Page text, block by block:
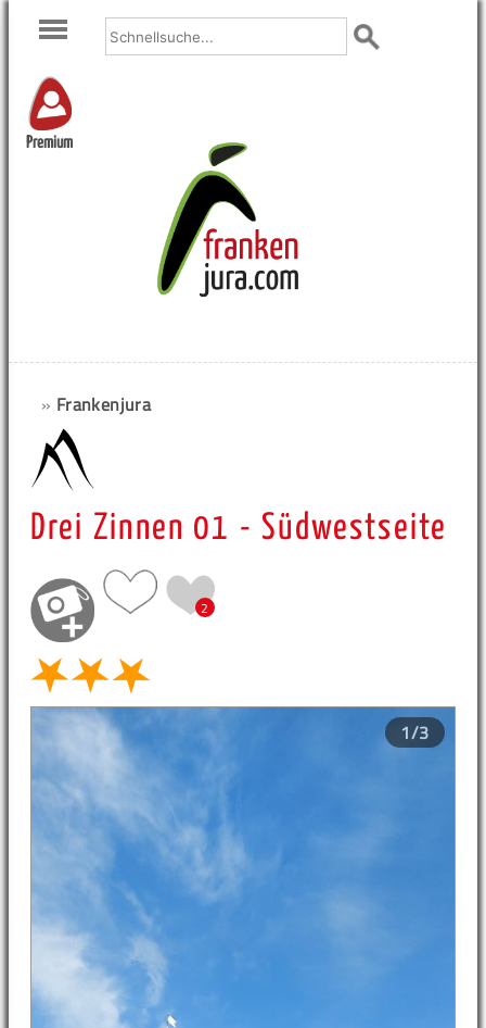
Premium
» Frankenjura
Drei Zinnen 01 - Südwestseite
2
1/3